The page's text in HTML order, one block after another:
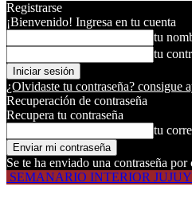
Registrarse
¡Bienvenido! Ingresa en tu cuenta
tu
tu
¿Olvidaste tu contraseña? consigue
Recuperación de contraseña
Recupera tu contraseña
tu
Se te ha enviado una contraseña
SEMANARIO INTERIOR JUJUY